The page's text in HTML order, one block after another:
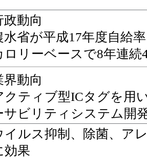
政動向
水省が平成17年度自給
ロリーベースで8年連続
界動向
クティブ型ICタグを用
サビリティシステム開
イルス抑制、除菌、ア
効果